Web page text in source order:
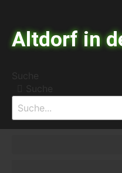
springen
Altdorf in
Suche
Suche